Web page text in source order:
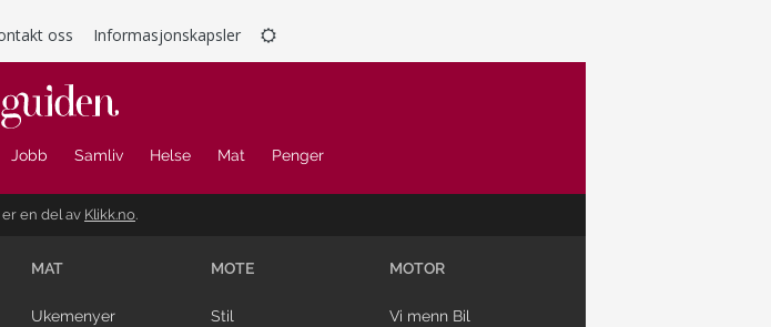
oss Informasjonskapsler
Jobb Samliv Helse Mat Penger
en del av Klikk.no.
MAT
Ukemenyer
MOTE
Stil
MOTOR
Vi menn Bil